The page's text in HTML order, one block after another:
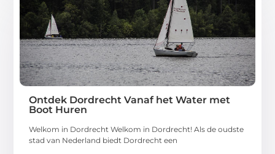
Ontdek Dordrecht Vanaf het Water met
Boot Huren
Welkom in Dordrecht Welkom in Dordrecht! Als de oudste
stad van Nederland biedt Dordrecht een